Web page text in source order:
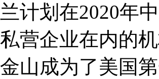
兰计划在2020年
私营企业在内的
金山成为了美国